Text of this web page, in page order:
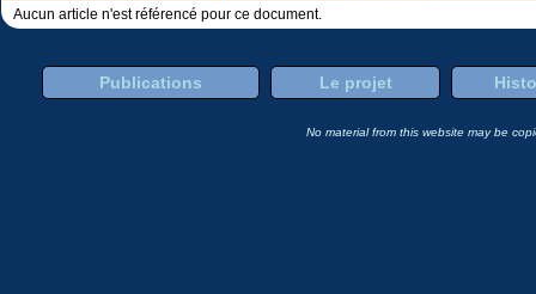
Aucun article n'est référencé pour ce document.
Publications Le projet
No material from this website may be